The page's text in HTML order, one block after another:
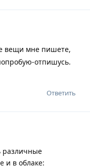
вещи мне пишете,
отпишусь.
Ответить
различные
и в облаке: